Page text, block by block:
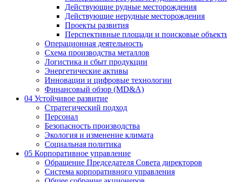
Действующие рудные месторождения
Действующие нерудные месторождения
Проекты развития
Перспективные площади и поисковые
Операционная деятельность
Схема производства металлов
Логистика и сбыт продукции
Энергетические активы
Инновации и цифровые технологии
Финансовый обзор (MD&A)
04 Устойчивое развитие
Стратегический подход
Персонал
Безопасность производства
Экология и изменение климата
Социальная политика
05 Корпоративное управление
Обращение Председателя Совета директоров
Система корпоративного управления